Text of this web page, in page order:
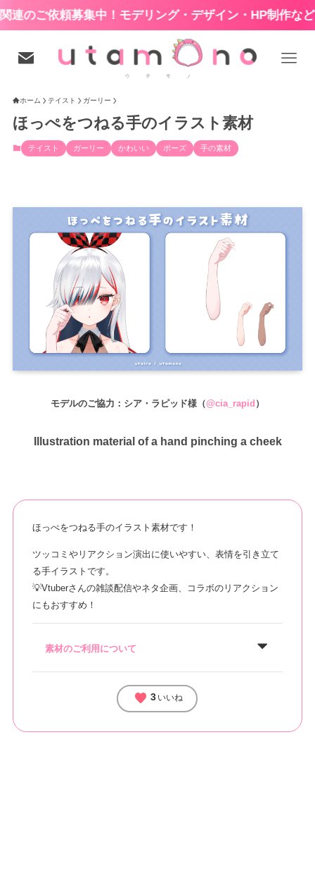
集中！モデリング・デザイン・HP制作など
ホーム テイスト ガーリー
ほっぺをつねる手のイラスト素材
テイスト ガーリー かわいい ポーズ 手の素材
モデルのご協力：シア・ラピッド様（@cia_rapid ）
Illustration material of a hand pinching a cheek
ほっぺをつねる手のイラスト素材です！
ツッコミやリアクション演出に使いやすい、表情を引き立て
る手イラストです。
💡Vtuberさんの雑談配信やネタ企画、コラボのリアクション
にもおすすめ！
素材のご利用について
favorite 3 いいね